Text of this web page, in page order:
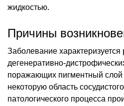
жидкостью.
Причины
Заболевание характеризуется
дегенеративно-
поражающих пигментный слой
некоторую область
патологического процесса